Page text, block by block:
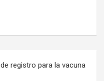
registro para la vacuna